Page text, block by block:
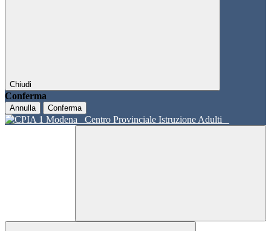
Chiudi
Conferma
Annulla Conferma
Centro Provinciale Istruzione Adulti